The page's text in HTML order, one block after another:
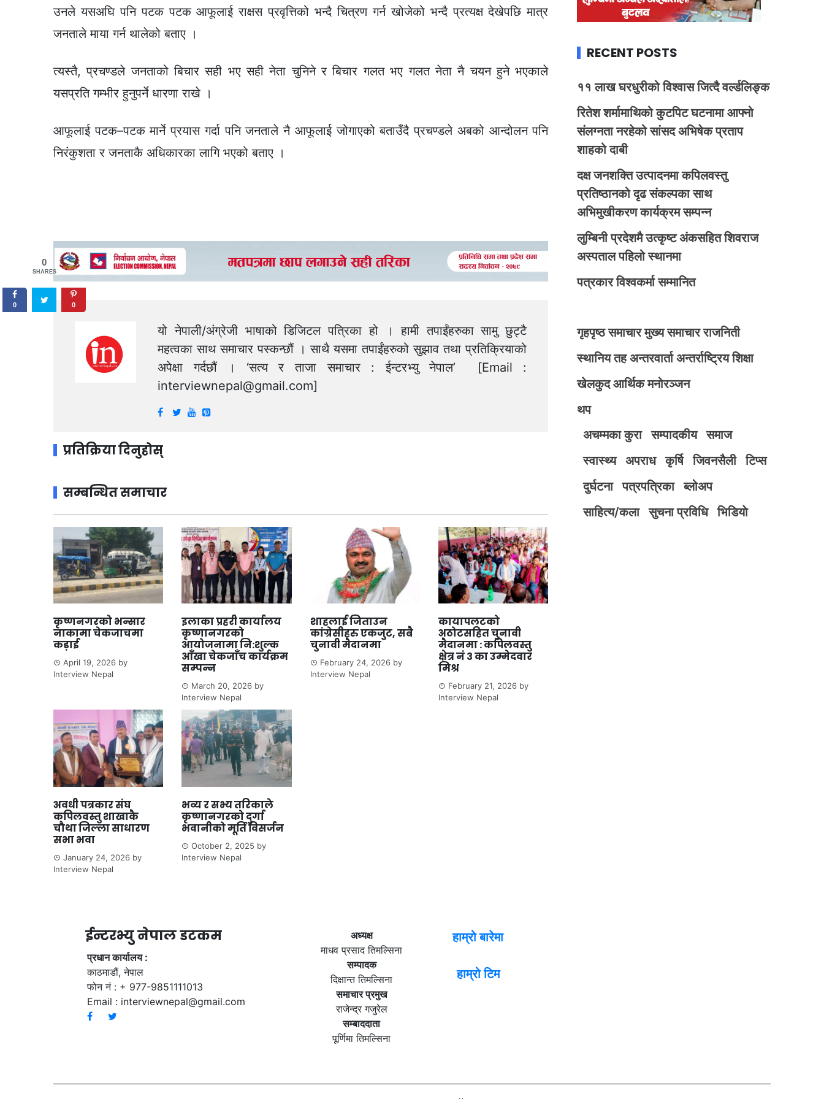
उनले यसअघि पनि पटक पटक आफूलाई राक्षस प्रवृत्तिको भन्दै चित्रण गर्न खोजेको भन्दै प्रत्यक्ष देखेपछि मात्र
जनताले माया गर्न थालेको बताए ।
त्यस्तै, प्रचण्डले जनताको बिचार सही भए सही नेता चुनिने र बिचार गलत भए गलत नेता नै चयन हुने भएकाले
यसप्रति गम्भीर हुनुपर्ने धारणा राखे ।
आफूलाई पटक–पटक मार्ने प्रयास गर्दा पनि जनताले नै आफूलाई जोगाएको बताउँदै प्रचण्डले अबको आन्दोलन पनि
निरंकुशता र जनताकै अधिकारका लागि भएको बताए ।
यो नेपाली/अंग्रेजी भाषाको डिजिटल पत्रिका हो । हामी तपाईंहरुका सामु छुट्टै
महत्वका साथ समाचार पस्कन्छौं । साथै यसमा तपाईंहरुको सुझाव तथा प्रतिक्रियाको
अपेक्षा गर्दछौं । ‘सत्य र ताजा समाचार : ईन्टरभ्यु नेपाल’ [Email :
interviewnepal@gmail.com]
प्रतिक्रिया दिनुहोस्
सम्बन्धित समाचार
कृष्णनगरको भन्सार
नाकामा चेकजाचमा
कड़ाई
April 19, 2026 by
Interview Nepal
इलाका प्रहरी कार्यालय
कृष्णानगरको
आयोजनामा नि:शुल्क
आँखा चेकजाँच कार्यक्रम
सम्पन्न
March 20, 2026 by
Interview Nepal
शाहलाई जिताउन
कांग्रेसीहरु एकजुट, सबै
चुनावी मैदानमा
February 24, 2026by
Interview Nepal
कायापलटको
अठोटसहित चुनावी
मैदानमा : कपिलवस्तु
क्षेत्र नं ३ का उम्मेदवार
मिश्र
February 21, 2026by
Interview Nepal
अवधी पत्रकार संघ
कपिलवस्तु शाखाकै
चौथा जिल्ला साधारण
सभा भवा
January 24, 2026 by
Interview Nepal
भव्य र सभ्य तरिकाले
कृष्णानगरको दुर्गा
भवानीको मूर्ति विसर्जन
October 2, 2025 by
Interview Nepal
RECENT POSTS
११ लाख घरधुरीको विश्वास जित्दै वर्ल्डलिङ्क
रितेश शर्मामाथिको कुटपिट घटनामा आफ्नो
संलग्नता नरहेको सांसद अभिषेक प्रताप
शाहको दाबी
दक्ष जनशक्ति उत्पादनमा कपिलवस्तु
प्रतिष्ठानको दृढ संकल्पका साथ
अभिमुखीकरण कार्यक्रम सम्पन्न
लुम्बिनी प्रदेशमै उत्कृष्ट अंकसहित शिवराज
अस्पताल पहिलो स्थानमा
पत्रकार विश्वकर्मा सम्मानित
गृहपृष्ठ समाचार मुख्य समाचार राजनिती
स्थानिय तह अन्तरवार्ता अन्तर्राष्ट्रिय शिक्षा
खेलकुद आर्थिक मनोरञ्जन
थप
अचम्मका कुरा
सम्पादकीय
समाज
स्वास्थ्य
अपराध कृर्षि जिवनसैली
टिप्स
दुर्घटना
पत्रपत्रिका
ब्लोअप
साहित्य/कला
सुचना प्रविधि भिडियाे
ईन्टरभ्यु नेपाल डटकम
प्रधान कार्यालय :
काठमाडौं, नेपाल
फोन नं : + 977-9851111013
Email : interviewnepal@gmail.com
अध्यक्ष
माधव प्रसाद तिमल्सिना
सम्पादक
दिक्षान्त तिमल्सिना
समाचार प्रमुख
राजेन्द्र गजुरेल
सम्बाददाता
पूर्णिमा तिमल्सिना
हाम्रो बारेमा
हाम्रो टिम
0
SHARES
0 0